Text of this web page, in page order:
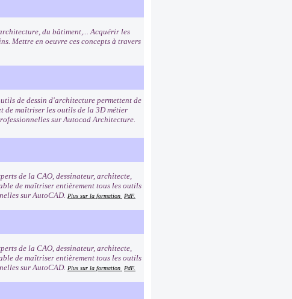
du bâtiment,... Acquérir les
Mettre en oeuvre ces concepts à travers
de dessin d'architecture permettent de
de maîtriser les outils de la 3D métier
sur Autocad Architecture.
de la CAO, dessinateur, architecte,
de maîtriser entièrement tous les outils
sur AutoCAD. Plus sur la formation PdF.
de la CAO, dessinateur, architecte,
de maîtriser entièrement tous les outils
sur AutoCAD. Plus sur la formation PdF.